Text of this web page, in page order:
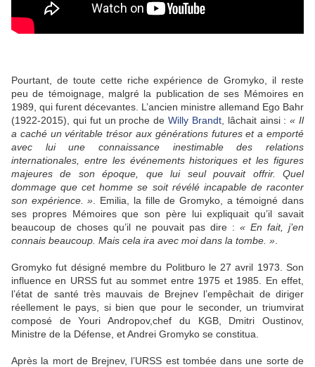
Pourtant, de toute cette riche expérience de Gromyko, il reste
peu de témoignage, malgré la publication de ses Mémoires en
1989, qui furent décevantes. L’ancien ministre allemand Ego Bahr
(1922-2015), qui fut un proche de Willy Brandt, lâchait ainsi :« Il
a caché un véritable trésor aux générations futures et a emporté
avec lui une connaissance inestimable des relations
internationales, entre les événements historiques et les figures
majeures de son époque, que lui seul pouvait offrir. Quel
dommage que cet homme se soit révélé incapable de raconter
son expérience. » . Emilia, la fille de Gromyko, a témoigné dans
ses propres Mémoires que son père lui expliquait qu’il savait
beaucoup de choses qu’il ne pouvait pas dire : « En fait, j’en
connais beaucoup. Mais cela ira avec moi dans la tombe. »
Gromyko fut désigné membre du Politburo le 27 avril 1973. Son
influence en URSS fut au sommet entre 1975 et 1985. En effet,
l’état de santé très mauvais de Brejnev l’empêchait de diriger
réellement le pays, si bien que pour le seconder, un triumvirat
composé de Youri Andropov,chef du KGB, Dmitri Oustinov,
Ministre de la Défense, et Andrei Gromyko se constitua.
Après la mort de Brejnev, l’URSS est tombée dans une sorte de